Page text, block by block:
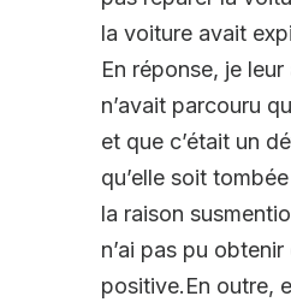
la voiture avait
En réponse, je
n’avait parcouru
et que c’était un
qu’elle soit
la raison
n’ai pas pu
positive.En outre,